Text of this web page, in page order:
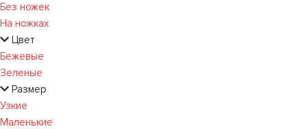
Без ножек
На ножках
Цвет
Бежевые
Зеленые
Размер
Узкие
Маленькие